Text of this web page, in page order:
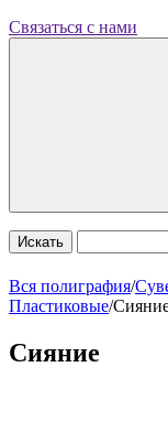
Связаться с нами
Искать
Вся полиграфия/
Пластиковые/
Сияние